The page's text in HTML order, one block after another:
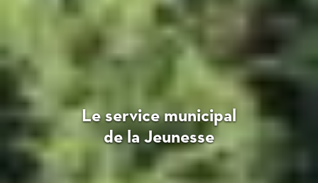
Le service municipal
de la Jeunesse